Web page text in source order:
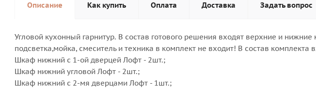
Описание Как купить Оплата Доставка Задать вопрос
Угловой кухонный гарнитур. В состав готового решения входят верхние и
подсветка,мойка, смеситель и техника в комплект не входит! В состав комплекта
Шкаф нижний с 1-ой дверцей Лофт - 2шт.;
Шкаф нижний угловой Лофт - 2шт.;
Шкаф нижний с 2-мя дверцами Лофт - 1шт.;